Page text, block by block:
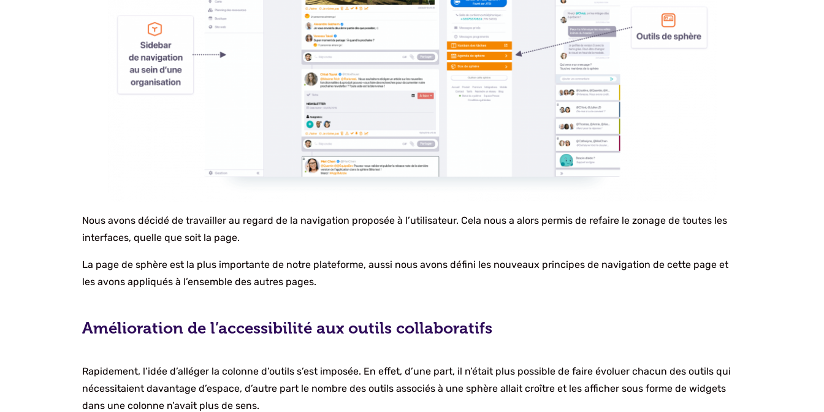
Nous avons décidé de travailler au regard de la navigation proposée à l’utilisateur. Cela nous a alors permis de refaire le zonage de toutes les
interfaces, quelle que soit la page.
La page de sphère est la plus importante de notre plateforme, aussi nous avons défini les nouveaux principes de navigation de cette page et
les avons appliqués à l’ensemble des autres pages.
Amélioration de l’accessibilité aux outils collaboratifs
Rapidement, l’idée d’alléger la colonne d’outils s’est imposée. En effet, d’une part, il n’était plus possible de faire évoluer chacun des outils qui
nécessitaient davantage d’espace, d’autre part le nombre des outils associés à une sphère allait croître et les afficher sous forme de widgets
dans une colonne n’avait plus de sens.